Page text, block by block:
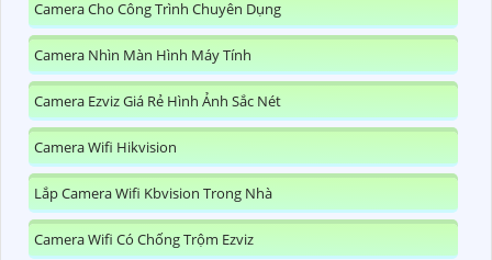
Camera Cho Công Trình Chuyên Dụng
Camera Nhìn Màn Hình Máy Tính
Camera Ezviz Giá Rẻ Hình Ảnh Sắc Nét
Camera Wifi Hikvision
Lắp Camera Wifi Kbvision Trong Nhà
Camera Wifi Có Chống Trộm Ezviz